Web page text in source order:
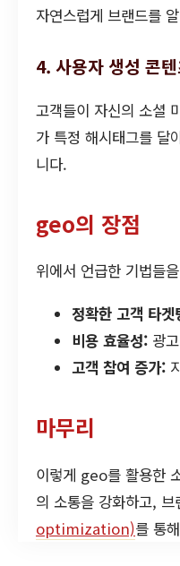
자연스럽게 브랜드를
4. 사용자 생성 콘
고객들이 자신의 소셜
가 특정 해시태그를 달
니다.
geo의 장점
위에서 언급한 기법들
정확한 고객 타겟
비용 효율성: 광
고객 참여 증가:
마무리
이렇게 geo를 활용한
의 소통을 강화하고,
optimization)를 통